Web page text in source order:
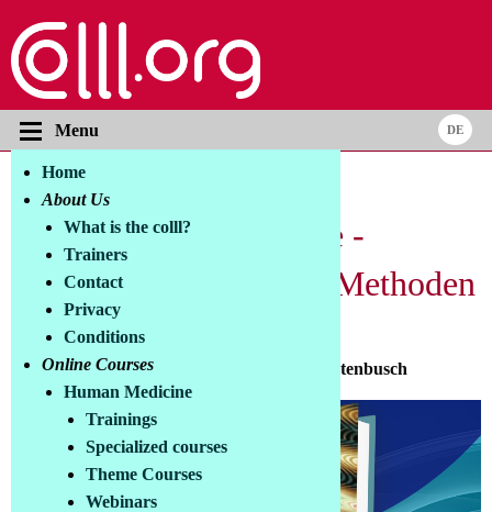
Menu
Home
About Us
What is the colll?
Trainers
Contact
Privacy
Conditions
Online Courses
Human Medicine
Trainings
Specialized courses
Theme Courses
Webinars
Books and materials
Laser-Frequenztherapie -
Frequenzkompass und Methoden
German edition
Claudia Loyall - Tilman Fritsch - Anja Füchtenbusch